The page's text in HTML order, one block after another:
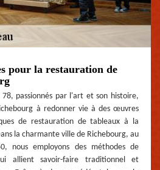
pour la restauration de
passionnés par l'art et son histoire,
à redonner vie à des œuvres
de restauration de tableaux à la
la charmante ville de Richebourg, au
nous employons des méthodes de
allient savoir-faire traditionnel et